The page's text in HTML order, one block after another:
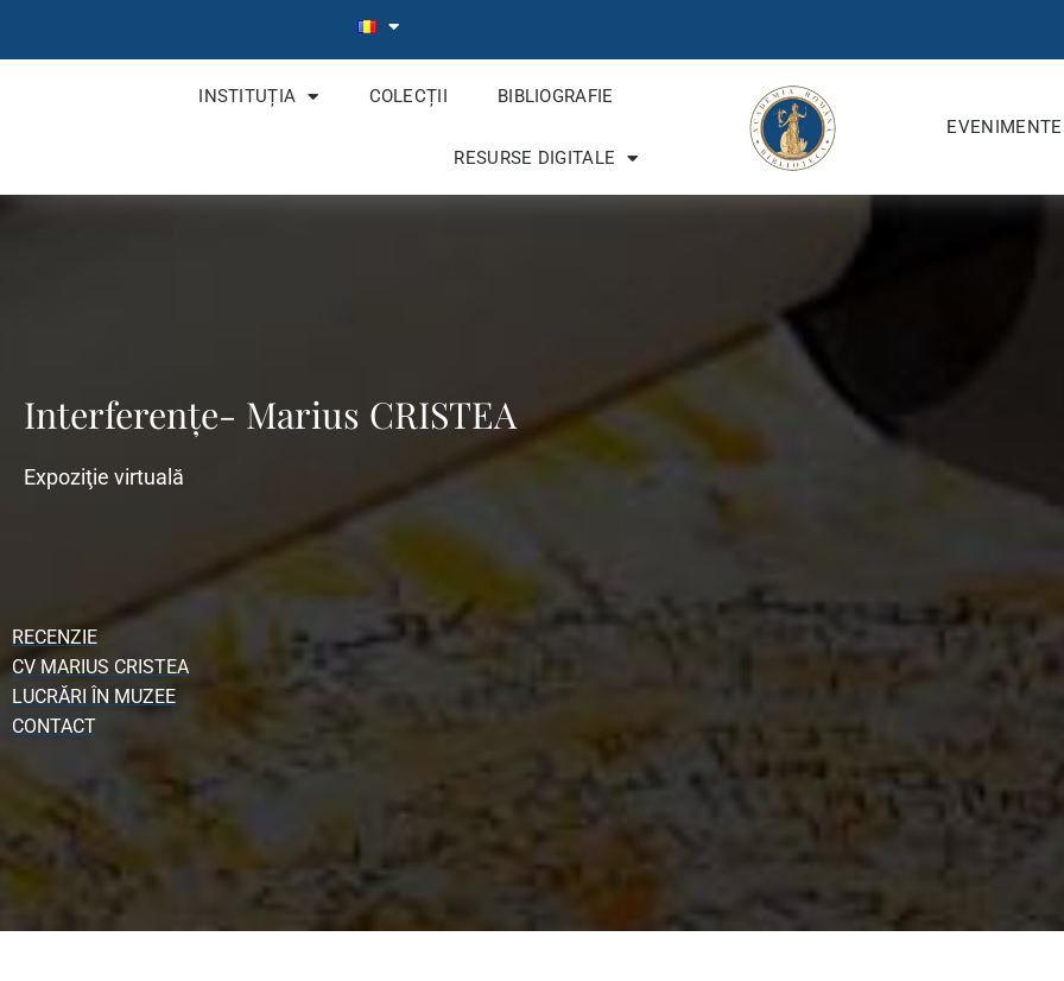
INSTITUȚIA COLECȚII BIBLIOGRAFIE
RESURSE DIGITALE
EVENIMENTE
Interferențe- Marius CRISTEA
Expoziţie virtuală
RECENZIE
CV MARIUS CRISTEA
LUCRĂRI ÎN MUZEE
CONTACT